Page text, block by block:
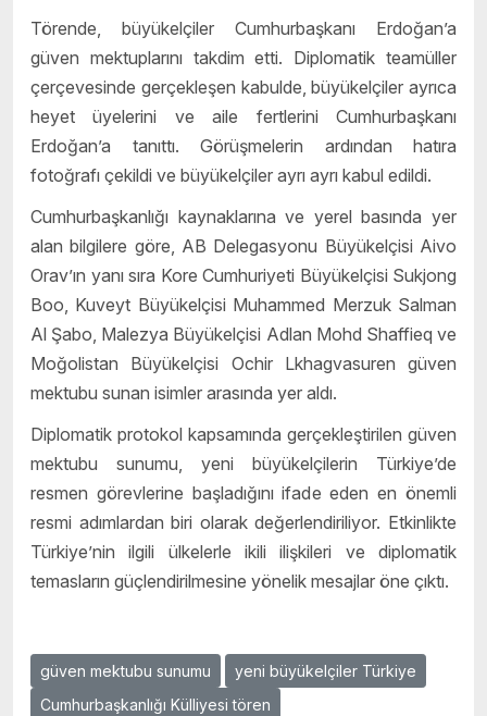
Törende, büyükelçiler Cumhurbaşkanı Erdoğan’a
güven mektuplarını takdim etti. Diplomatik teamüller
çerçevesinde gerçekleşen kabulde, büyükelçiler ayrıca
heyet üyelerini ve aile fertlerini Cumhurbaşkanı
Erdoğan’a tanıttı. Görüşmelerin ardından hatıra
fotoğrafı çekildi ve büyükelçiler ayrı ayrı kabul edildi.
Cumhurbaşkanlığı kaynaklarına ve yerel basında yer
alan bilgilere göre, AB Delegasyonu Büyükelçisi Aivo
Orav’ın yanı sıra Kore Cumhuriyeti Büyükelçisi Sukjong
Boo, Kuveyt Büyükelçisi Muhammed Merzuk Salman
Al Şabo, Malezya Büyükelçisi Adlan Mohd Shaffieq ve
Moğolistan Büyükelçisi Ochir Lkhagvasuren güven
mektubu sunan isimler arasında yer aldı.
Diplomatik protokol kapsamında gerçekleştirilen güven
mektubu sunumu, yeni büyükelçilerin Türkiye’de
resmen görevlerine başladığını ifade eden en önemli
resmi adımlardan biri olarak değerlendiriliyor. Etkinlikte
Türkiye’nin ilgili ülkelerle ikili ilişkileri ve diplomatik
temasların güçlendirilmesine yönelik mesajlar öne çıktı.
güven mektubu sunumu
yeni büyükelçiler Türkiye
Cumhurbaşkanlığı Külliyesi tören